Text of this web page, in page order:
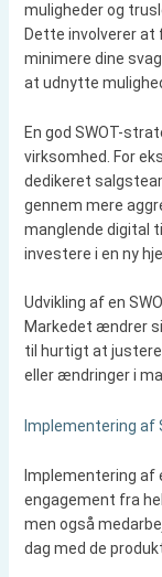
muligheder og
Dette involverer at
minimere dine
at udnytte
En god SWOT-
virksomhed. For
dedikeret
gennem mere
manglende digital
investere i en ny
Udvikling af en
Markedet ændrer
til hurtigt at
eller ændringer i
Implementering af
Implementering af
engagement fra
men også
dag med de